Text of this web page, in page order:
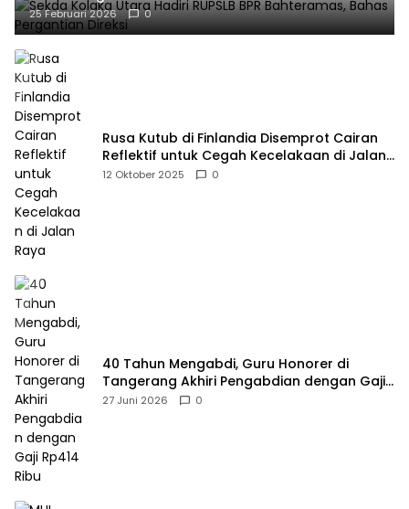
25 Februari 2026 0
Rusa Kutub di Finlandia Disemprot Cairan
Reflektif untuk Cegah Kecelakaan di Jalan
Raya
12 Oktober 2025 0
40 Tahun Mengabdi, Guru Honorer di
Tangerang Akhiri Pengabdian dengan Gaji
Rp414 Ribu
27 Juni 2026 0